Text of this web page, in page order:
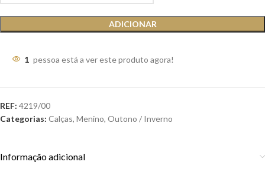
ADICIONAR
1 pessoa está a ver este produto agora!
REF: 4219/00
Categorias: Calças, Menino, Outono / Inverno
Informação adicional